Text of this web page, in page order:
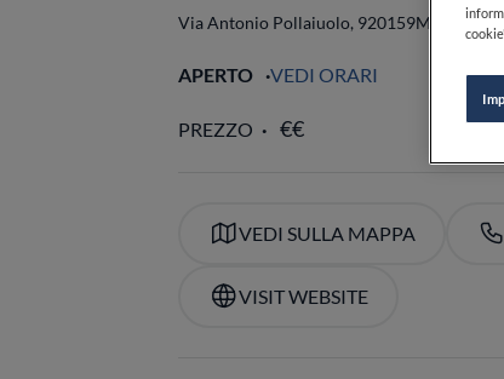
Via Antonio Pollaiuolo, 920159MilanoMI
APERTO VEDI ORARI
PREZZO
VEDI SULLA MAPPA
VISIT WEBSITE